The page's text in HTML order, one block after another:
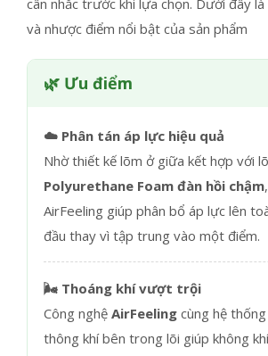
cân nhắc trước khi lựa chọn. Dưới đây
và nhược điểm nổi bật của sản phẩm
🌿 Ưu điểm
☁️ Phân tán áp lực hiệu quả
Nhờ thiết kế lõm ở giữa kết hợp với
Polyurethane Foam đàn hồi chậm
AirFeeling giúp phân bổ áp lực lên
đầu thay vì tập trung vào một điểm.
🌬️ Thoáng khí vượt trội
Công nghệ AirFeeling cùng hệ
thông khí bên trong lõi giúp không